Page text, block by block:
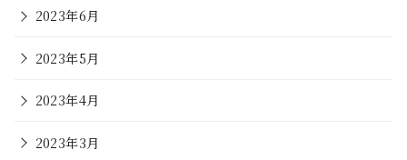
2023年6月
2023年5月
2023年4月
2023年3月